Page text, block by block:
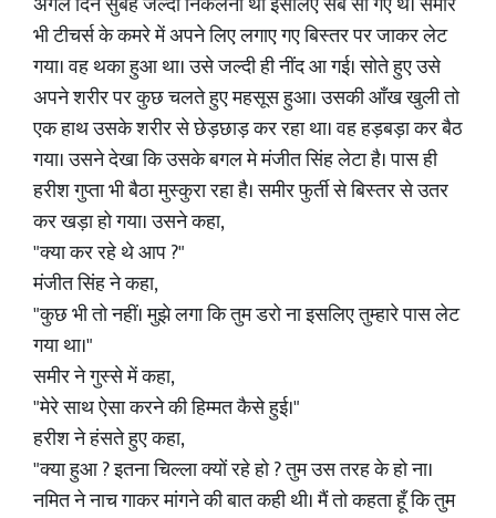
भी टीचर्स के कमरे में अपने लिए लगाए गए बिस्तर पर जाकर लेट
गया। वह थका हुआ था।‌ उसे जल्दी ही नींद आ गई। सोते हुए उसे
अपने शरीर पर कुछ चलते हुए महसूस हुआ। उसकी आँख खुली तो
एक हाथ उसके शरीर से छेड़छाड़ कर रहा था। वह हड़बड़ा कर बैठ
गया। उसने देखा कि उसके बगल मे मंजीत सिंह लेटा है। पास ही
हरीश गुप्ता भी बैठा मुस्कुरा रहा है। समीर फुर्ती से बिस्तर से उतर
कर खड़ा हो गया।‌ उसने कहा,
"क्या कर रहे थे आप ?"
मंजीत सिंह ने कहा,
"कुछ भी तो नहीं। मुझे लगा कि तुम डरो ना इसलिए तुम्हारे पास लेट
गया था।"
समीर ने गुस्से में कहा,
"मेरे साथ ऐसा करने की हिम्मत कैसे हुई।"
हरीश ने हंसते हुए कहा,
"क्या हुआ ? इतना चिल्ला क्यों रहे हो ? तुम उस तरह के हो ना।
नमित ने नाच गाकर मांगने की बात कही थी। मैं तो कहता हूँ कि तुम